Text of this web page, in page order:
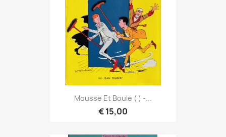
Mousse Et Boule ( ) -...
€ 15,00